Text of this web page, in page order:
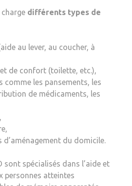
charge différents types de
au lever, au coucher, à
et de confort (toilette, etc.),
comme les pansements, les
de médicaments, les
d’aménagement du domicile.
sont spécialisés dans l’aide et
personnes atteintes